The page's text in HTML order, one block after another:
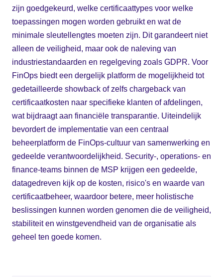
zijn goedgekeurd, welke certificaattypes voor welke
toepassingen mogen worden gebruikt en wat de
minimale sleutellengtes moeten zijn. Dit garandeert niet
alleen de veiligheid, maar ook de naleving van
industriestandaarden en regelgeving zoals GDPR. Voor
FinOps biedt een dergelijk platform de mogelijkheid tot
gedetailleerde showback of zelfs chargeback van
certificaatkosten naar specifieke klanten of afdelingen,
wat bijdraagt aan financiële transparantie. Uiteindelijk
bevordert de implementatie van een centraal
beheerplatform de FinOps-cultuur van samenwerking en
gedeelde verantwoordelijkheid. Security-, operations- en
finance-teams binnen de MSP krijgen een gedeelde,
datagedreven kijk op de kosten, risico's en waarde van
certificaatbeheer, waardoor betere, meer holistische
beslissingen kunnen worden genomen die de veiligheid,
stabiliteit en winstgevendheid van de organisatie als
geheel ten goede komen.